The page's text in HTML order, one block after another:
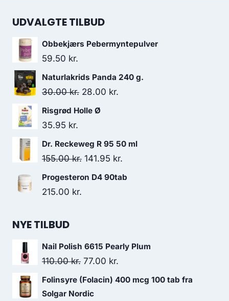
UDVALGTE TILBUD
Obbekjærs Pebermyntepulver
59.50 kr.
Naturlakrids Panda 240 g.
30.00kr. Den
oprindelige
30.00 kr..
28.00 kr.
Risgrød Holle Ø
35.95 kr.
Dr. Reckeweg R 95 50 ml
155.00kr. Den
oprindelige
141.95 kr.
aktuelle
Progesteron D4 90tab
215.00 kr.
NYE TILBUD
Nail Polish 6615 Pearly Plum
110.00kr. Den
oprindelige
pris
77.00 kr.
aktuelle
Folinsyre (Folacin) 400 mcg 100 tab fra
Solgar Nordic